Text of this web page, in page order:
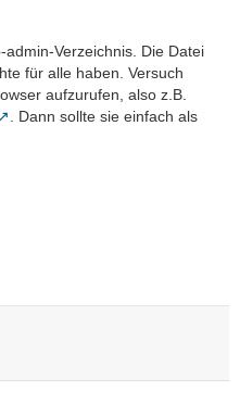
Verzeichnis. Die Datei
für alle haben. Versuch
aufzurufen, also z.B.
. Dann sollte sie einfach als